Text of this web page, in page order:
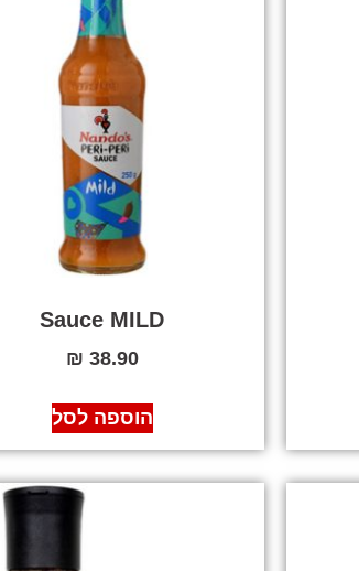
Sauce MILD
38.90
₪
הוספה לסל